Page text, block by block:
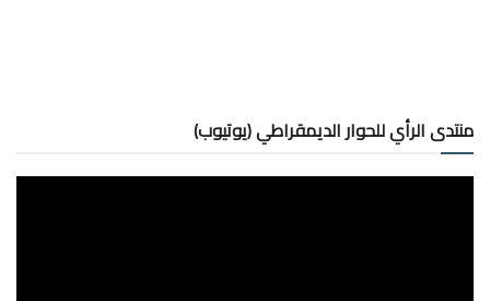
منتدى الرأي للحوار الديمقراطي (يوتيوب)